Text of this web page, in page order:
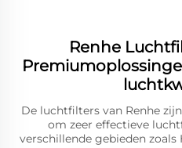
Renhe
De luchtfilters van Renhe
om zeer effectieve
verschillende gebieden zoals